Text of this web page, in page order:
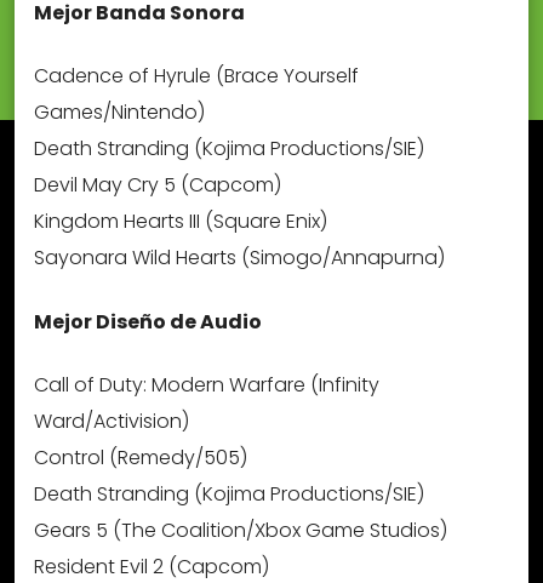
Mejor Banda Sonora
Cadence of Hyrule (Brace Yourself
Games/Nintendo)
Death Stranding (Kojima Productions/SIE)
Devil May Cry 5 (Capcom)
Kingdom Hearts III (Square Enix)
Sayonara Wild Hearts (Simogo/Annapurna)
Mejor Diseño de Audio
Call of Duty: Modern Warfare (Infinity
Ward/Activision)
Control (Remedy/505)
Death Stranding (Kojima Productions/SIE)
Gears 5 (The Coalition/Xbox Game Studios)
Resident Evil 2 (Capcom)